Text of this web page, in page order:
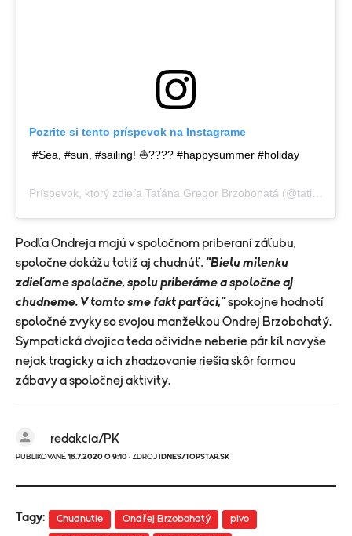
Pozrite si tento príspevok na Instagrame
#Sea, #sun, #sailing! ⛵️???? #happysummer #holiday
Príspevok, ktorý zdieľa Taťána Gregor Brzobohatá (@tatianagbrzobohata),
Podľa Ondreja majú v spoločnom priberaní záľubu,
spoločne dokážu totiž aj chudnúť. "Bielu milenku
zdieľame spoločne, spolu priberáme a spoločne aj
chudneme. V tomto sme fakt parťáci,"spokojne hodnotí
spoločné zvyky so svojou manželkou Ondrej Brzobohatý.
Sympatická dvojica teda očividne neberie pár kíl navyše
nejak tragicky a ich zhadzovanie riešia skôr formou
zábavy a spoločnej aktivity.
redakcia/PK
PUBLIKOVANÉ 16.7.2020 O 9:10 · ZDROJ IDNES/TOPSTAR.SK
Tagy: Chudnutie Ondřej Brzobohatý pivo